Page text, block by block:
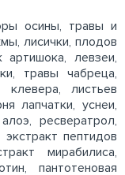
осины, травы и
лисички, плодов
артишока, левзеи,
травы чабреца,
клевера, листьев
лапчатки, уснеи,
ресвератрол,
пептидов
мирабилиса,
пантотеновая